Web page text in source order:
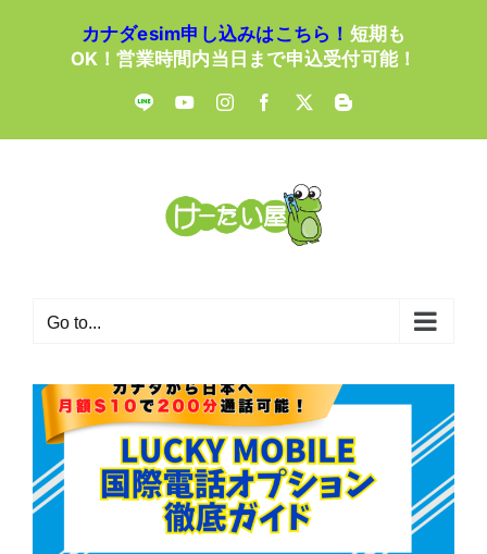
カナダesim申し込みはこちら！ 短期も
OK！営業時間内当日まで申込受付可能！
LINE YouTubeInstagramFacebook
X Blogger
Go to...